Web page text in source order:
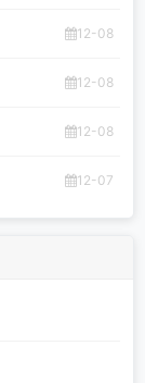
12-08
12-08
12-08
12-07